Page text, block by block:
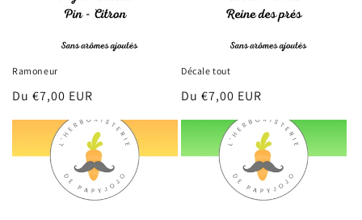
Ramoneur
Prix
Du €7,00 EUR
Décale tout
Prix
Du €7,00 EUR